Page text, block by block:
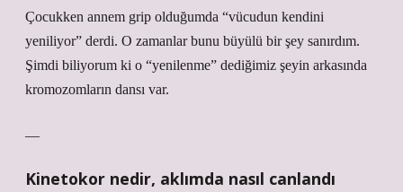
Çocukken annem grip olduğumda “vücudun kendini
yeniliyor” derdi. O zamanlar bunu büyülü bir şey sanırdım.
Şimdi biliyorum ki o “yenilenme” dediğimiz şeyin arkasında
kromozomların dansı var.
—
Kinetokor nedir, aklımda nasıl canlandı